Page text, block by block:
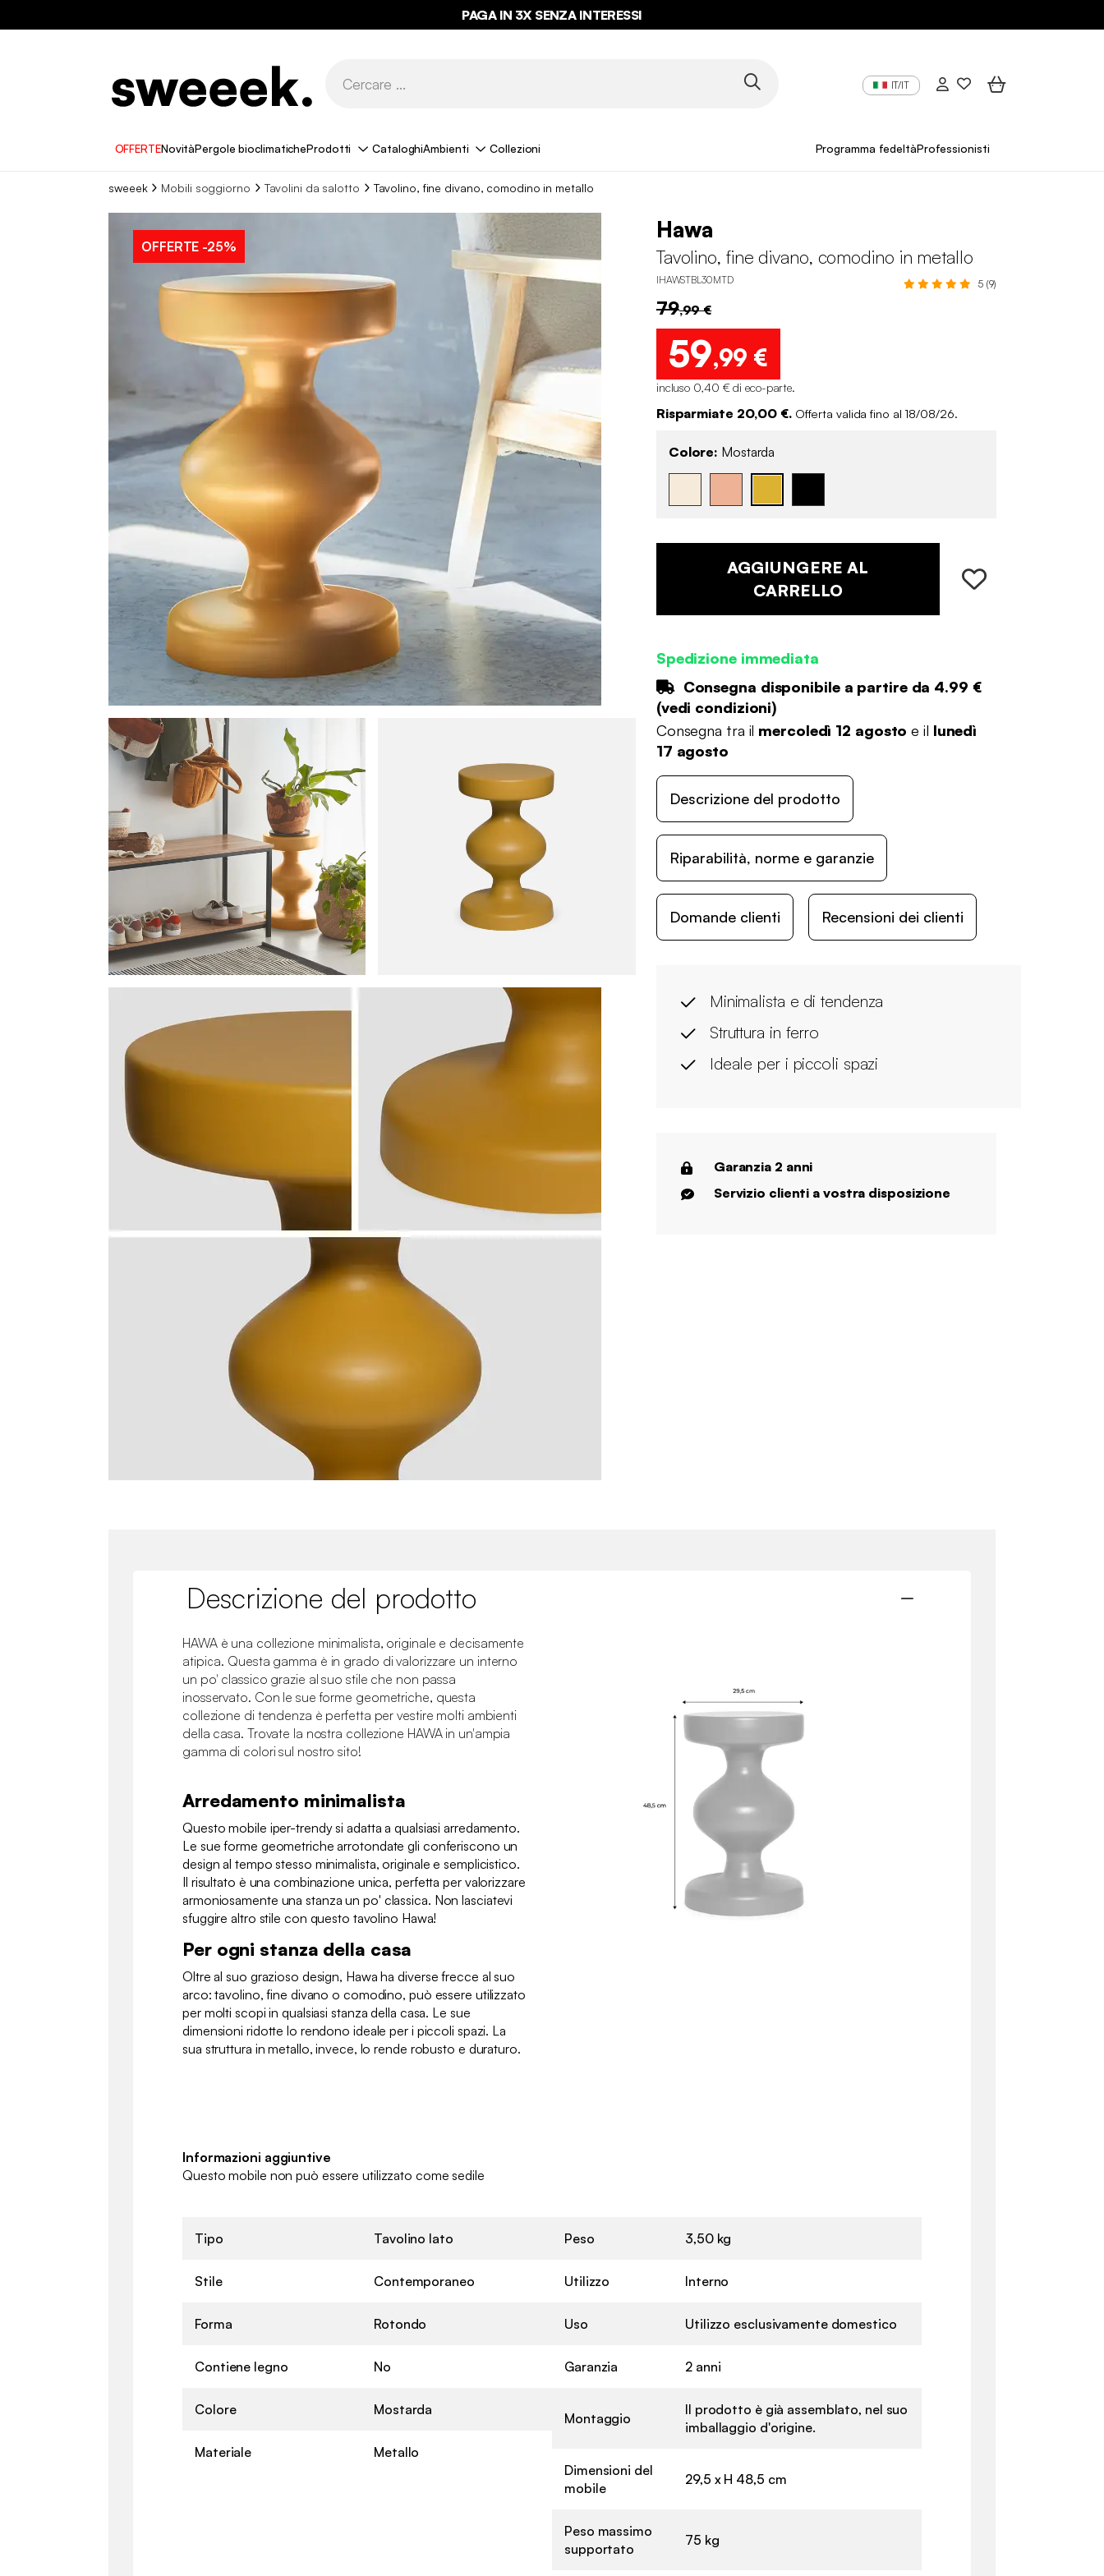
ULTIME OCCASIONI FINO AL -70%*
PAGA IN 3X SENZA INTERESSI
IT/IT
OFFERTENovitàPergole bioclimaticheProdotti CataloghiAmbienti Collezioni Programma fedeltàProfessionisti
sweeek Mobili soggiorno Tavolini da salotto Tavolino, fine divano, comodino in metallo
OFFERTE -25%
Hawa
Tavolino, fine divano, comodino in metallo
IHAWSTBL30MTD 5 (9)
79,99 €
59,99 €
incluso 0,40 € di eco-parte.
Risparmiate 20,00 €. Offerta valida fino al 18/08/26.
Colore: Mostarda
AGGIUNGERE AL
CARRELLO
Spedizione immediata
Consegna disponibile a partire da 4.99 €
(vedi condizioni)
Consegna tra il mercoledì 12 agosto e il lunedì
17 agosto
Descrizione del prodotto
Riparabilità, norme e garanzie
Domande clienti Recensioni dei clienti
Minimalista e di tendenza
Struttura in ferro
Ideale per i piccoli spazi
Garanzia 2 anni
Servizio clienti a vostra disposizione
Descrizione del prodotto
HAWA è una collezione minimalista, originale e decisamente
atipica. Questa gamma è in grado di valorizzare un interno
un po' classico grazie al suo stile che non passa
inosservato. Con le sue forme geometriche, questa
collezione di tendenza è perfetta per vestire molti ambienti
della casa. Trovate la nostra collezione HAWA in un'ampia
gamma di colori sul nostro sito!
Arredamento minimalista
Questo mobile iper-trendy si adatta a qualsiasi arredamento.
Le sue forme geometriche arrotondate gli conferiscono un
design al tempo stesso minimalista, originale e semplicistico.
Il risultato è una combinazione unica, perfetta per valorizzare
armoniosamente una stanza un po' classica. Non lasciatevi
sfuggire altro stile con questo tavolino Hawa!
Per ogni stanza della casa
Oltre al suo grazioso design, Hawa ha diverse frecce al suo
arco: tavolino, fine divano o comodino, può essere utilizzato
per molti scopi in qualsiasi stanza della casa. Le sue
dimensioni ridotte lo rendono ideale per i piccoli spazi. La
sua struttura in metallo, invece, lo rende robusto e duraturo.
Informazioni aggiuntive
Questo mobile non può essere utilizzato come sedile
Tipo Tavolino lato
Stile Contemporaneo
Forma Rotondo
Contiene legno No
Colore Mostarda
Materiale Metallo
Peso 3,50 kg
Utilizzo Interno
Uso Utilizzo esclusivamente domestico
Garanzia 2 anni
Montaggio
Il prodotto è già assemblato, nel suo
imballaggio d'origine.
Dimensioni del
mobile
29,5 x H 48,5 cm
Peso massimo
supportato
75 kg